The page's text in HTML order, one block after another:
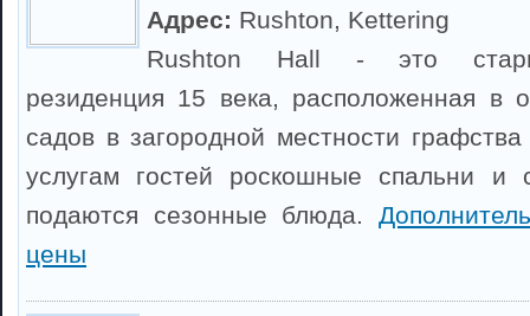
Адрес: Rushton, Kettering
Rushton Hall - это
резиденция 15 века, расположенная в
садов в загородной местности
услугам гостей роскошные спальни и
подаются сезонные блюда.
цены